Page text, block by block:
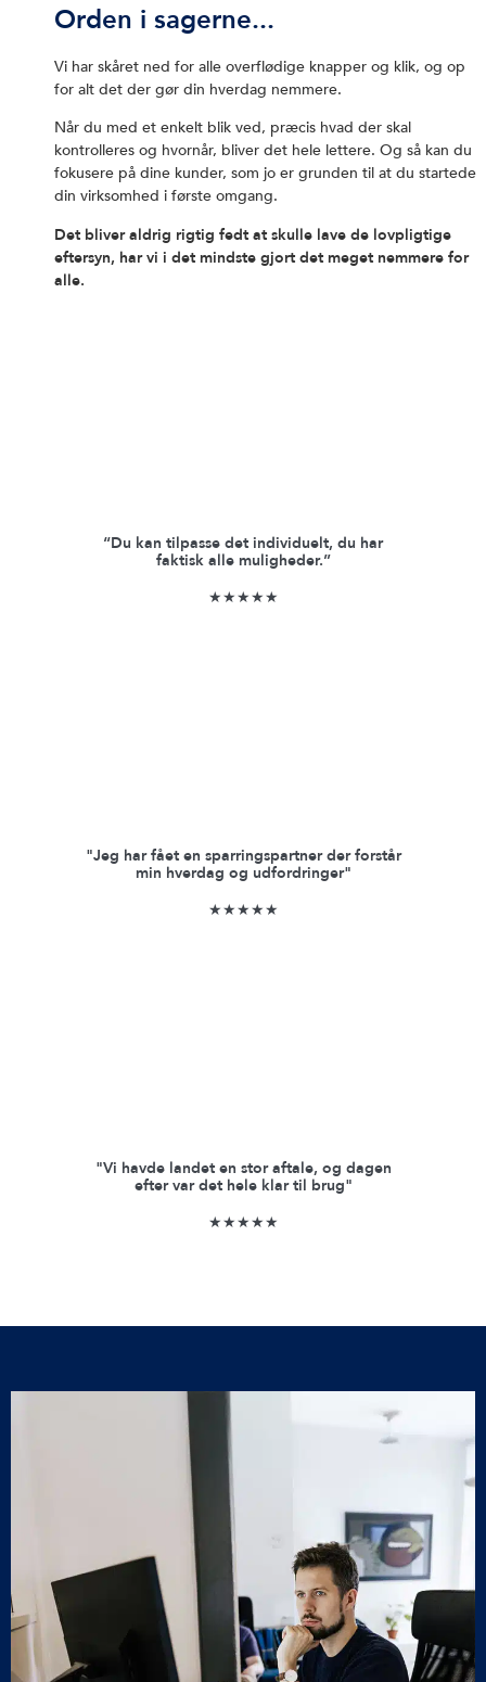
Orden i sagerne...
Vi har skåret ned for alle overflødige knapper og klik, og op
for alt det der gør din hverdag nemmere.
Når du med et enkelt blik ved, præcis hvad der skal
kontrolleres og hvornår, bliver det hele lettere. Og så kan du
fokusere på dine kunder, som jo er grunden til at du startede
din virksomhed i første omgang.
Det bliver aldrig rigtig fedt at skulle lave de lovpligtige
eftersyn, har vi i det mindste gjort det meget nemmere for
alle.
“Du kan tilpasse det individuelt, du har
faktisk alle muligheder.”
★★★★★
"Jeg har fået en sparringspartner der forstår
min hverdag og udfordringer"
★★★★★
"Vi havde landet en stor aftale, og dagen
efter var det hele klar til brug"
★★★★★